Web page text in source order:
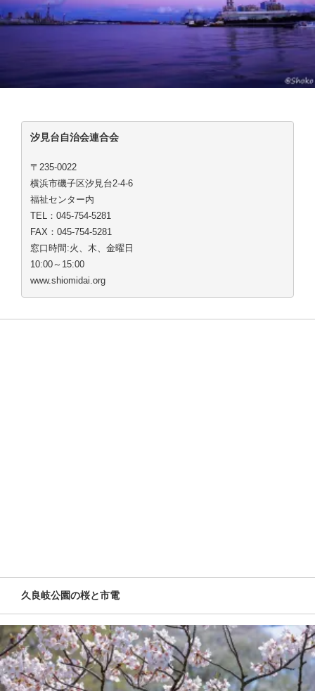
汐見台自治会連合会
〒235-0022
横浜市磯子区汐見台2-4-6
福祉センター内
TEL：045-754-5281
FAX：045-754-5281
窓口時間:火、木、金曜日
10:00～15:00
www.shiomidai.org
久良岐公園の桜と市電